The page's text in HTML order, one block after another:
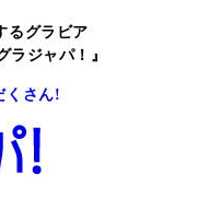
るグラビア
ラジャパ！』
くさん!